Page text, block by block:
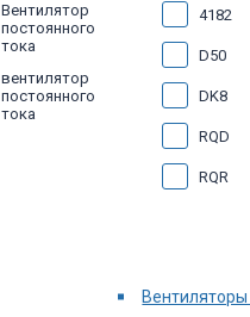
Вентилятор
постоянного
тока
вентилятор
постоянного
тока
4182
D50
DK8
RQD
RQR
XPF
Вентиляторы